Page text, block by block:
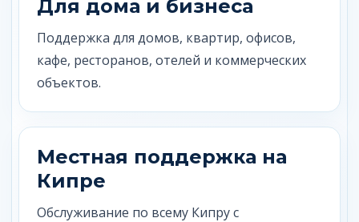
Для дома и бизнеса
Поддержка для домов, квартир, офисов,
кафе, ресторанов, отелей и коммерческих
объектов.
Местная поддержка на
Кипре
Обслуживание по всему Кипру с